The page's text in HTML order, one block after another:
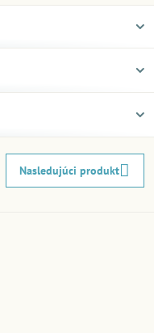
Nasledujúci produkt